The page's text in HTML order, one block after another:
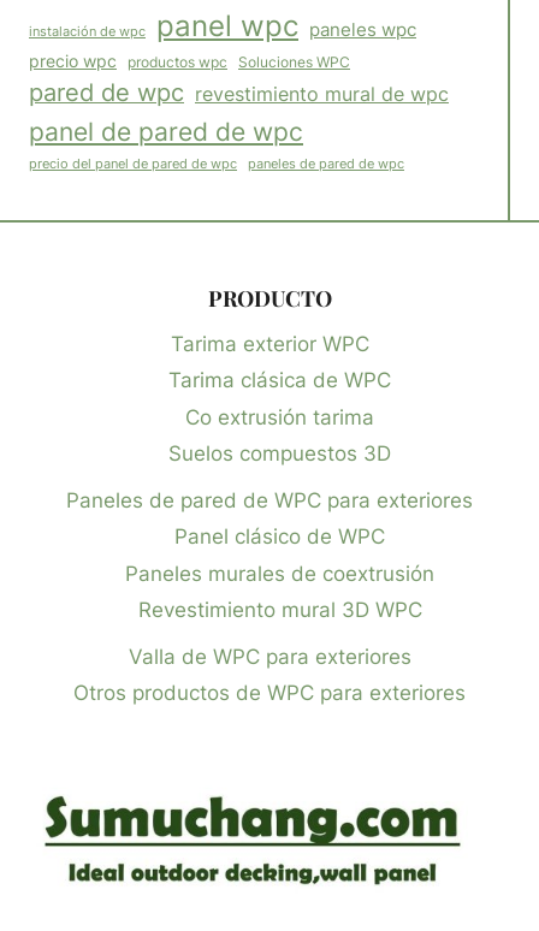
instalación de wpc panel wpc paneles wpc
precio wpc productos wpc Soluciones WPC
pared de wpc revestimiento mural de wpc
panel de pared de wpc
precio del panel de pared de wpc paneles de pared de wpc
PRODUCTO
Tarima exterior WPC
Tarima clásica de WPC
Co extrusión tarima
Suelos compuestos 3D
Paneles de pared de WPC para exteriores
Panel clásico de WPC
Paneles murales de coextrusión
Revestimiento mural 3D WPC
Valla de WPC para exteriores
Otros productos de WPC para exteriores